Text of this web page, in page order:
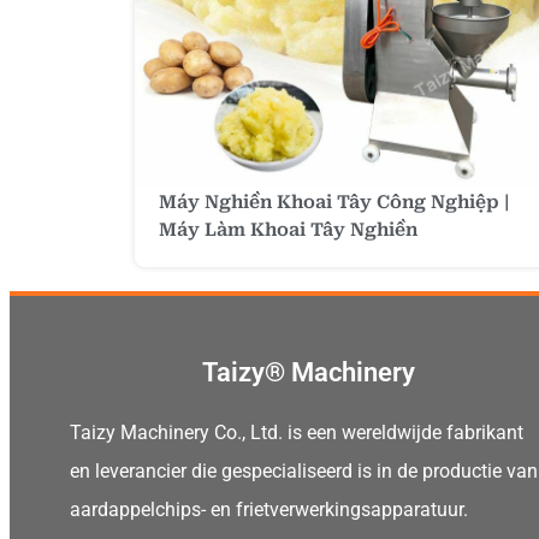
Máy Nghiền Khoai Tây Công Nghiệp |
Máy Làm Khoai Tây Nghiền
Taizy® Machinery
Taizy Machinery Co., Ltd. is een wereldwijde fabrikant
en leverancier die gespecialiseerd is in de productie van
aardappelchips- en frietverwerkingsapparatuur.